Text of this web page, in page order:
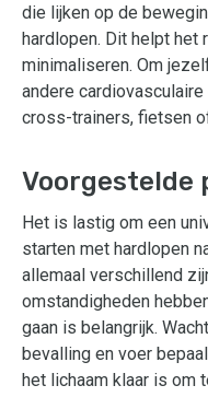
die lijken op de
hardlopen. Dit helpt
minimaliseren. Om
andere
cross-trainers, fietsen
Voorgestelde
Het is lastig om een
starten met hardlopen
allemaal verschillend
omstandigheden
gaan is belangrijk.
bevalling en voer
het lichaam klaar is om